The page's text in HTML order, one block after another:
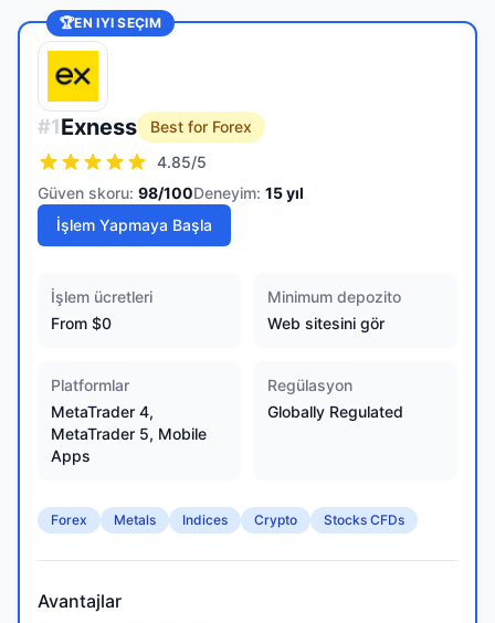
🏆EN IYI SEÇIM
#1Exness
Best for Forex
4.85/5
Güven skoru: 98/100Deneyim: 15yıl
İşlem Yapmaya Başla
İşlem ücretleri
From $0
Minimum depozito
Web sitesini gör
Platformlar
MetaTrader 4,
MetaTrader 5, Mobile
Apps
Regülasyon
Globally Regulated
Forex Metals Indices Crypto Stocks CFDs
Avantajlar